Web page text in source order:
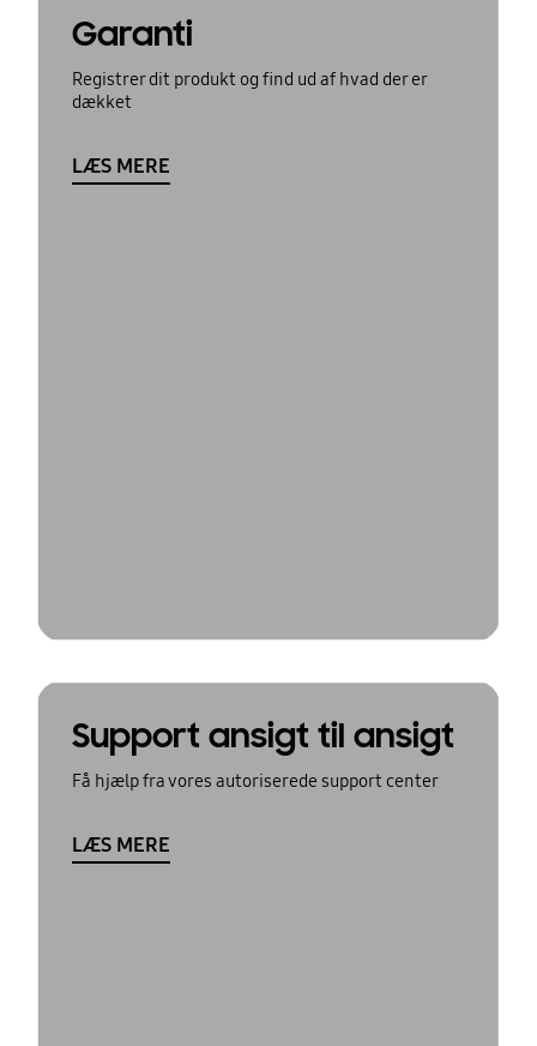
Garanti
Registrer dit produkt og find ud af hvad der er
dækket
LÆS MERE
Support ansigt til ansigt
Få hjælp fra vores autoriserede support center
LÆS MERE